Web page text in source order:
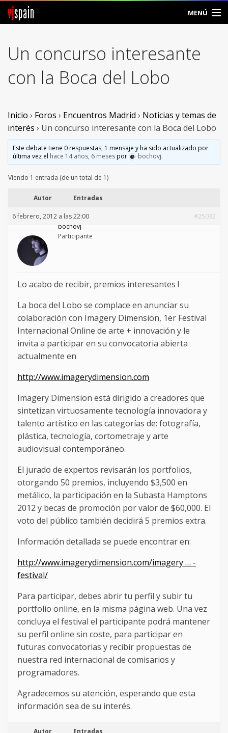
vjspain MENÚ
Foros
Noticias
Vjspain
Ayuda
Contacto
Entrar
Un concurso interesante
con la Boca del Lobo
Inicio › Foros › Encuentros Madrid › Noticias y temas de
interés › Un concurso interesante con la Boca del Lobo
Este debate tiene 0 respuestas, 1 mensaje y ha sido actualizado por
última vez el hace 14 años, 6 mesespor bochovj.
Viendo 1 entrada (de un total de 1)
Autor Entradas
6 febrero, 2012 a las 22:00
#25032
bochovj
Participante
Lo acabo de recibir, premios interesantes !
La boca del Lobo se complace en anunciar su
colaboración con Imagery Dimension, 1er Festival
Internacional Online de arte + innovación y le
invita a participar en su convocatoria abierta
actualmente en
http://www.imagerydimension.com
Imagery Dimension está dirigido a creadores que
sintetizan virtuosamente tecnología innovadora y
talento artístico en las categorías de: fotografía,
plástica, tecnología, cortometraje y arte
audiovisual contemporáneo.
El jurado de expertos revisarán los portfolios,
otorgando 50 premios, incluyendo $3,500 en
metálico, la participación en la Subasta Hamptons
2012 y becas de promoción por valor de $60,000. El
voto del público también decidirá 5 premios extra.
Información detallada se puede encontrar en:
http://www.imagerydimension.com/imagery … -
festival/
Para participar, debes abrir tu perfil y subir tu
portfolio online, en la misma página web. Una vez
concluya el festival el participante podrá mantener
su perfil online sin coste, para participar en
futuras convocatorias y recibir propuestas de
nuestra red internacional de comisarios y
programadores.
Agradecemos su atención, esperando que esta
información sea de su interés.